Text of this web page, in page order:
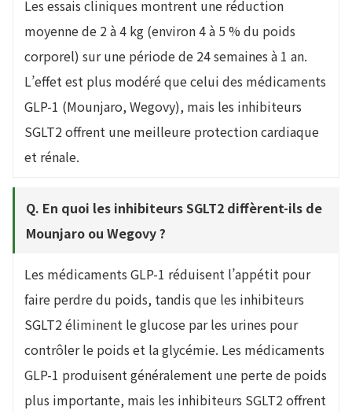
Les essais cliniques montrent une réduction
moyenne de 2 à 4 kg (environ 4 à 5 % du poids
corporel) sur une période de 24 semaines à 1 an.
L’effet est plus modéré que celui des médicaments
GLP-1 (Mounjaro, Wegovy), mais les inhibiteurs
SGLT2 offrent une meilleure protection cardiaque
et rénale.
Q. En quoi les inhibiteurs SGLT2 diffèrent-ils de
Mounjaro ou Wegovy ?
Les médicaments GLP-1 réduisent l’appétit pour
faire perdre du poids, tandis que les inhibiteurs
SGLT2 éliminent le glucose par les urines pour
contrôler le poids et la glycémie. Les médicaments
GLP-1 produisent généralement une perte de poids
plus importante, mais les inhibiteurs SGLT2 offrent